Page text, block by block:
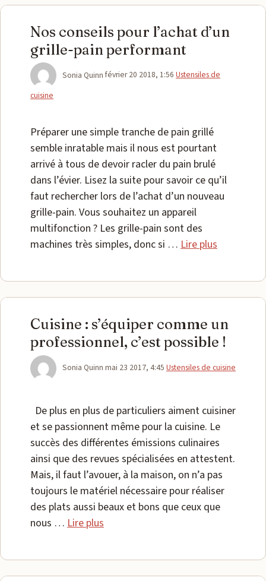
Nos conseils pour l’achat d’un
grille-pain performant
Sonia Quinn février 20 2018, 1:56 Ustensiles de
cuisine
Préparer une simple tranche de pain grillé
semble inratable mais il nous est pourtant
arrivé à tous de devoir racler du pain brulé
dans l’évier. Lisez la suite pour savoir ce qu’il
faut rechercher lors de l’achat d’un nouveau
grille-pain. Vous souhaitez un appareil
multifonction ? Les grille-pain sont des
machines très simples, donc si … Lire plus
Cuisine : s’équiper comme un
professionnel, c’est possible !
Sonia Quinn mai 23 2017, 4:45 Ustensiles de cuisine
De plus en plus de particuliers aiment cuisiner
et se passionnent même pour la cuisine. Le
succès des différentes émissions culinaires
ainsi que des revues spécialisées en attestent.
Mais, il faut l’avouer, à la maison, on n’a pas
toujours le matériel nécessaire pour réaliser
des plats aussi beaux et bons que ceux que
nous … Lire plus